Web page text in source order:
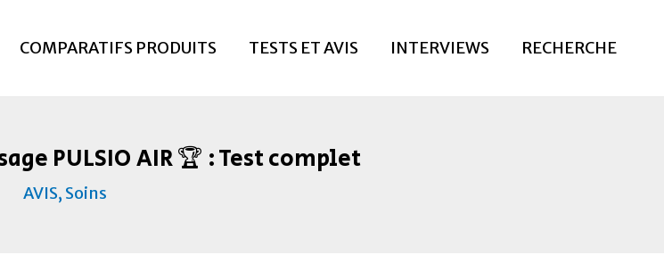
COMPARATIFS PRODUITS TESTS ET AVIS INTERVIEWS RECHERCHE
PULSIO AIR 🏆 : Test complet
AVIS, Soins